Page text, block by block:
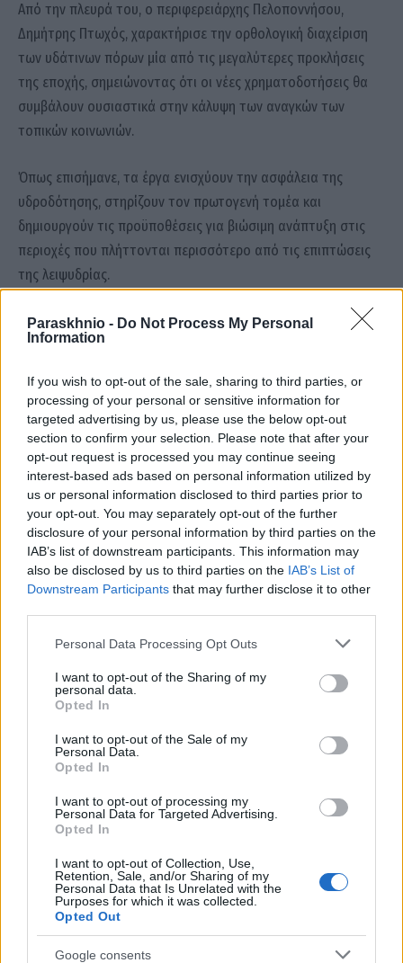
Paraskhnio - Do Not Process My Personal
Information
If you wish to opt-out of the sale, sharing to third parties, or
processing of your personal or sensitive information for
targeted advertising by us, please use the below opt-out
section to confirm your selection. Please note that after your
opt-out request is processed you may continue seeing
interest-based ads based on personal information utilized by
us or personal information disclosed to third parties prior to
your opt-out. You may separately opt-out of the further
disclosure of your personal information by third parties on the
IAB’s list of downstream participants. This information may
also be disclosed by us to third parties on the IAB’s List of
Downstream Participants that may further disclose it to other
Please note that this website/app uses one or more Google
not limited to your visit or usage behaviour. You may click to
grant or deny consent to Google and its third-party tags to
use your data for below specified purposes in below Google
consent section.
Personal Data Processing Opt Outs
I want to opt-out of the Sharing of my
personal data.
Opted In
I want to opt-out of the Sale of my
Personal Data.
Opted In
I want to opt-out of processing my
Personal Data for Targeted Advertising.
Opted In
I want to opt-out of Collection, Use,
Retention, Sale, and/or Sharing of my
Personal Data that Is Unrelated with the
Purposes for which it was collected.
Opted Out
Google consents
Από την πλευρά του, ο περιφερειάρχης Πελοποννήσου,
Δημήτρης Πτωχός, χαρακτήρισε την ορθολογική διαχείριση
των υδάτινων πόρων μία από τις μεγαλύτερες προκλήσεις
της εποχής, σημειώνοντας ότι οι νέες χρηματοδοτήσεις θα
συμβάλουν ουσιαστικά στην κάλυψη των αναγκών των
τοπικών κοινωνιών.
Όπως επισήμανε, τα έργα ενισχύουν την ασφάλεια της
υδροδότησης, στηρίζουν τον πρωτογενή τομέα και
δημιουργούν τις προϋποθέσεις για βιώσιμη ανάπτυξη στις
περιοχές που πλήττονται περισσότερο από τις επιπτώσεις
της λειψυδρίας.
Γιώργος Διδασκάλου|Λίνα Μενδώνη|Πελοπόννησος|ΥΠΠΟΑ
περιφερειάρχης Πελοποννήσου Σταύρος Παπασταύρου
FacebookTwitter Pinterest LinkedIn Tumblr Email
ΠΡΟΗΓΟΎΜΕΝΟ ΆΡΘΡΟ
Περισσότερα από 60 εκατ.
βαρέλια ιρανικού πετρελαίου
«εγκλωβισμένα» στη θάλασσα
ΕΠΌΜΕΝΟ ΆΡΘΡΟ
Τα μηνύματα Μητσοτάκη προς
την τουρκική κοινή γνώμη: τι
είπε ο πρωθυπουργός στο
τουρκικό τηλεοπτικό δίκτυο A
dkatsamadou
ΣΧΕΤΙΚΑΑΡΘΡΑ